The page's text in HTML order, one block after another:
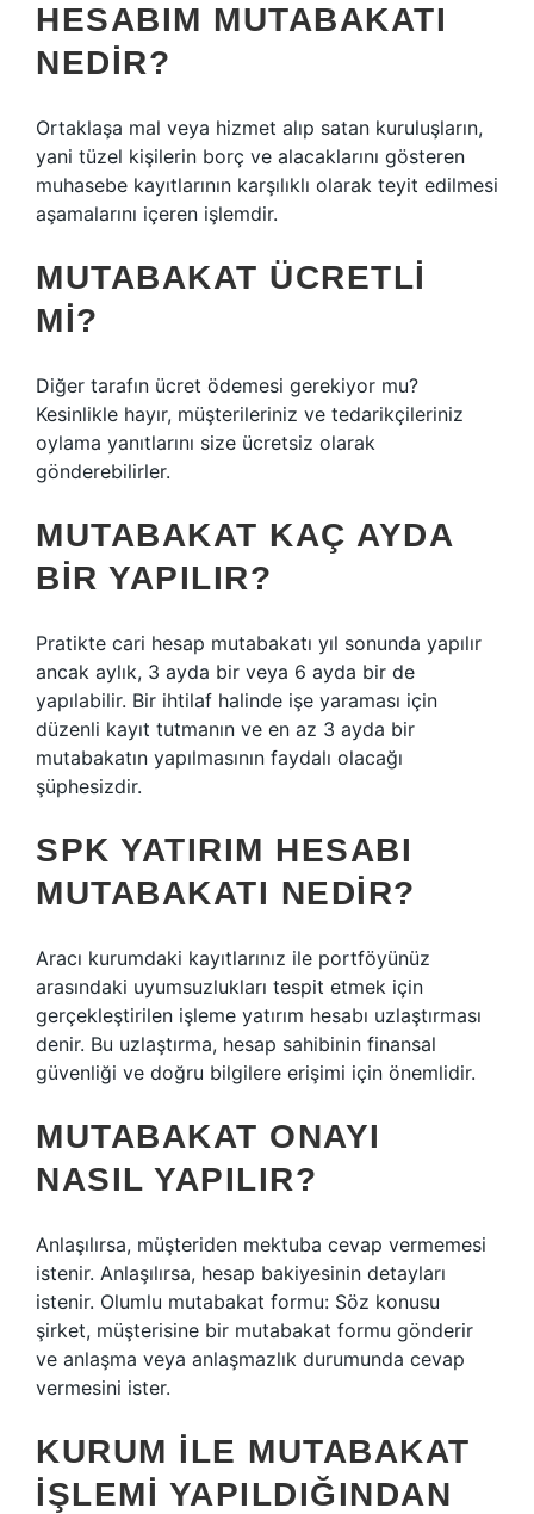
HESABIM MUTABAKATI
NEDIR?
Ortaklaşa mal veya hizmet alıp satan kuruluşların,
yani tüzel kişilerin borç ve alacaklarını gösteren
muhasebe kayıtlarının karşılıklı olarak teyit edilmesi
aşamalarını içeren işlemdir.
MUTABAKAT ÜCRETLI
MI?
Diğer tarafın ücret ödemesi gerekiyor mu?
Kesinlikle hayır, müşterileriniz ve tedarikçileriniz
oylama yanıtlarını size ücretsiz olarak
gönderebilirler.
MUTABAKAT KAÇ AYDA
BIR YAPILIR?
Pratikte cari hesap mutabakatı yıl sonunda yapılır
ancak aylık, 3 ayda bir veya 6 ayda bir de
yapılabilir. Bir ihtilaf halinde işe yaraması için
düzenli kayıt tutmanın ve en az 3 ayda bir
mutabakatın yapılmasının faydalı olacağı
şüphesizdir.
SPK YATIRIM HESABI
MUTABAKATI NEDIR?
Aracı kurumdaki kayıtlarınız ile portföyünüz
arasındaki uyumsuzlukları tespit etmek için
gerçekleştirilen işleme yatırım hesabı uzlaştırması
denir. Bu uzlaştırma, hesap sahibinin finansal
güvenliği ve doğru bilgilere erişimi için önemlidir.
MUTABAKAT ONAYI
NASIL YAPILIR?
Anlaşılırsa, müşteriden mektuba cevap vermemesi
istenir. Anlaşılırsa, hesap bakiyesinin detayları
istenir. Olumlu mutabakat formu: Söz konusu
şirket, müşterisine bir mutabakat formu gönderir
ve anlaşma veya anlaşmazlık durumunda cevap
vermesini ister.
KURUM ILE MUTABAKAT
IŞLEMI YAPILDIĞINDAN